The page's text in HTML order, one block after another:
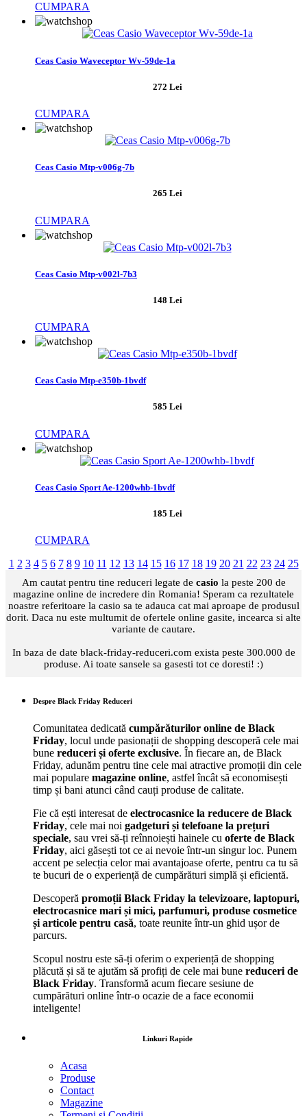
CUMPARA
Ceas Casio Waveceptor Wv-59de-1a
272 Lei
CUMPARA
Ceas Casio Mtp-v006g-7b
265 Lei
CUMPARA
Ceas Casio Mtp-v002l-7b3
148 Lei
CUMPARA
Ceas Casio Mtp-e350b-1bvdf
585 Lei
CUMPARA
Ceas Casio Sport Ae-1200whb-1bvdf
185 Lei
CUMPARA
1 2 3 4 5 6 7 8 9 10 11 12 13 14 15 16 17 18 19 20 21 22 23 24 25
Am cautat pentru tine reduceri legate de casio la peste 200 de
magazine online de incredere din Romania! Speram ca rezultatele
noastre referitoare la casio sa te adauca cat mai aproape de produsul
dorit. Daca nu este multumit de ofertele online gasite, incearca si alte
variante de cautare.
In baza de date black-friday-reduceri.com exista peste 300.000 de
produse. Ai toate sansele sa gasesti tot ce doresti! :)
Despre Black Friday Reduceri
Comunitatea dedicată cumpărăturilor online de Black
Friday, locul unde pasionații de shopping descoperă cele mai
bune reduceri și oferte exclusive. În fiecare an, de Black
Friday, adunăm pentru tine cele mai atractive promoții din cele
mai populare magazine online, astfel încât să economisești
timp și bani atunci când cauți produse de calitate.
Fie că ești interesat de electrocasnice la reducere de Black
Friday, cele mai noi gadgeturi și telefoane la prețuri
speciale, sau vrei să-ți reînnoiești hainele cu oferte de Black
Friday, aici găsești tot ce ai nevoie într-un singur loc. Punem
accent pe selecția celor mai avantajoase oferte, pentru ca tu să
te bucuri de o experiență de cumpărături simplă și eficientă.
Descoperă promoții Black Friday la televizoare, laptopuri,
electrocasnice mari și mici, parfumuri, produse cosmetice
și articole pentru casă, toate reunite într-un ghid ușor de
parcurs.
Scopul nostru este să-ți oferim o experiență de shopping
plăcută și să te ajutăm să profiți de cele mai bune reduceri de
Black Friday. Transformă acum fiecare sesiune de
cumpărături online într-o ocazie de a face economii
inteligente!
Linkuri Rapide
Acasa
Produse
Contact
Magazine